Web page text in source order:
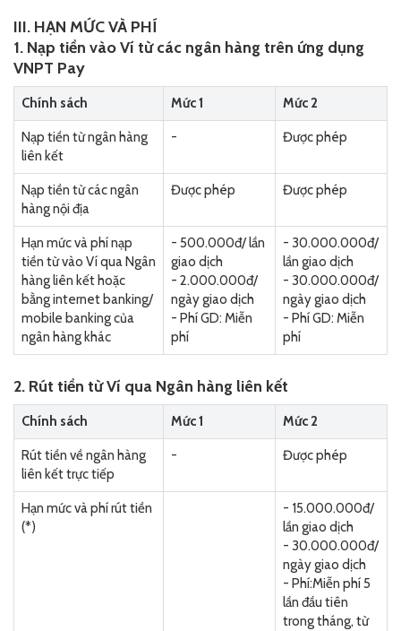
III. HẠN MỨC VÀ PHÍ
1. Nạp tiền vào Ví từ các ngân hàng trên ứng dụng
VNPT Pay
Chính sách Mức 1 Mức 2
Nạp tiền từ ngân hàng
liên kết
- Được phép
Nạp tiền từ các ngân
hàng nội địa
Được phép Được phép
Hạn mức và phí nạp
tiền từ vào Ví qua Ngân
hàng liên kết hoặc
bằng internet banking/
mobile banking của
ngân hàng khác
- 500.000đ/ lần
giao dịch
- 2.000.000đ/
ngày giao dịch
- Phí GD: Miễn
phí
- 30.000.000đ/
lần giao dịch
- 30.000.000đ/
ngày giao dịch
- Phí GD: Miễn
phí
2. Rút tiền từ Ví qua Ngân hàng liên kết
Chính sách Mức 1 Mức 2
Rút tiền về ngân hàng
liên kết trực tiếp
- Được phép
Hạn mức và phí rút tiền
(*)
- 15.000.000đ/
lần giao dịch
- 30.000.000đ/
ngày giao dịch
- Phí:Miễn phí 5
lần đầu tiên
trong tháng, từ